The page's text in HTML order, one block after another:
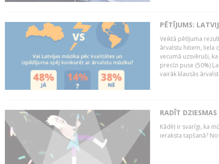
PĒTĪJUMS:
Veiktā pētījuma
ārvalstu hitiem, liela
vecumā uzsvēruši,
precīzi puse (50%)
vairāk klausās
RADĪT
Kādēļ ir svarīgi, ka
ieraksta tapšanā?